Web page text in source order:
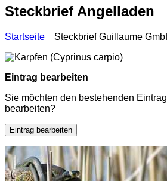
Steckbrief Angelladen
Startseite Steckbrief Guillaume
Eintrag bearbeiten
Sie möchten den bestehenden
bearbeiten?
Eintrag bearbeiten